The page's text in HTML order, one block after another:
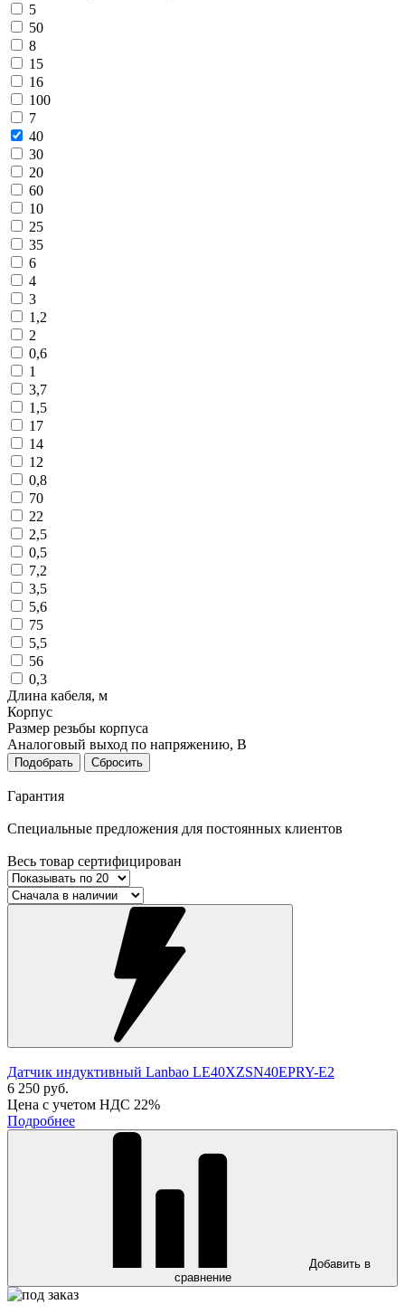
5
50
8
15
16
100
7
40
30
20
60
10
25
35
6
4
3
1,2
2
0,6
1
3,7
1,5
17
14
12
0,8
70
22
2,5
0,5
7,2
3,5
5,6
75
5,5
56
0,3
Длина кабеля, м
Корпус
Размер резьбы корпуса
Аналоговый выход по напряжению, В
Подобрать Сбросить
Гарантия
Специальные предложения для постоянных клиентов
Весь товар сертифицирован
Датчик индуктивный Lanbao LE40XZSN40EPRY-E2
6 250 руб.
Цена с учетом НДС 22%
Подробнее
Добавить в
сравнение